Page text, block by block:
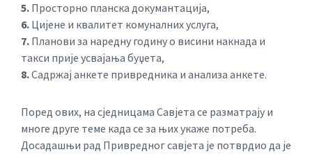
5. Просторно планска докумантација,
6. Цијене и квалитет комуналних услуга,
7. Планови за наредну годину о висини накнада и
такси прије усвајања буџета,
8.Садржај анкете привредника и анализа анкете.
Поред ових, на сједницама Савјета се разматрају и
многе друге теме када се за њих укаже потреба.
Досадашњи рад Привредног савјета је потврдио да је